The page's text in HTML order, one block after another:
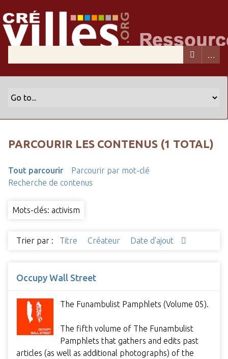
PARCOURIR LES CONTENUS (1 TOTAL)
Tout parcourir
Parcourir par mot-clé
Recherche de contenus
Mots-clés: activism
Trier par : Titre Créateur Date d'ajout
Occupy Wall Street
The Funambulist Pamphlets (Volume 05).
The fifth volume of The Funambulist
Pamphlets that gathers and edits past
articles (as well as additional photographs) of the